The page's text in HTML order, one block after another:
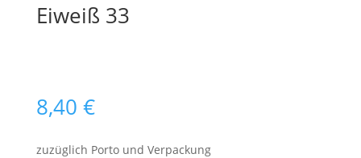
Eiweiß 33
8,40 €
zuzüglich Porto und Verpackung